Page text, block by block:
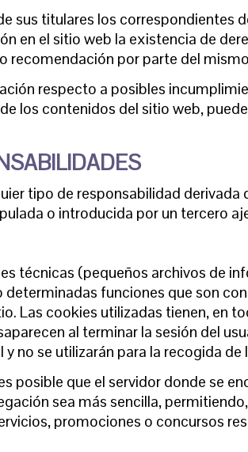
sus titulares los correspondientes
en el sitio web la existencia de
recomendación por parte del
respecto a posibles
los contenidos del sitio web,
tipo de responsabilidad
o introducida por un tercero
técnicas (pequeños archivos de
determinadas funciones que son
Las cookies utilizadas tienen, en
al terminar la sesión del
no se utilizarán para la recogida de
posible que el servidor donde se
sea más sencilla,
promociones o concursos